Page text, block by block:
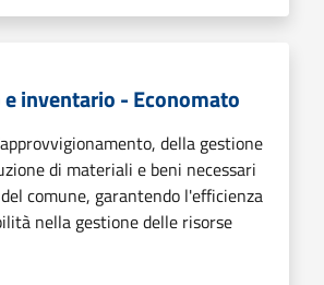
inventario - Economato
della gestione
di materiali e beni necessari
comune, garantendo l'efficienza
nella gestione delle risorse